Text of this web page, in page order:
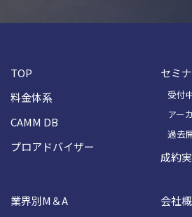
TOP
料金体系
CAMM DB
プロアドバイザー
セミ
受付
アー
過去
成約
業界別M＆A
会社